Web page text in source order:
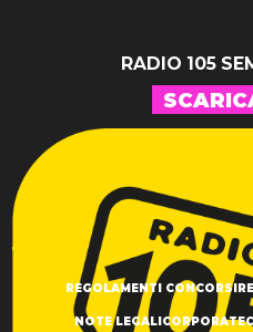
RADIO 105
REGOLAMENTI CONCORSI
NOTE LEGALI CORPORATE